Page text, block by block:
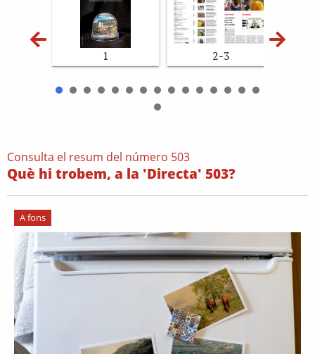
1 2-3
Consulta el resum del número 503
Què hi trobem, a la 'Directa' 503?
A fons